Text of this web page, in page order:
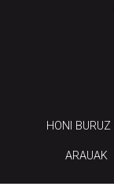
HONI BURUZ
ARAUAK